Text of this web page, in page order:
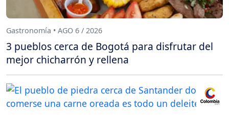
Gastronomía • AGO 6 / 2026
3 pueblos cerca de Bogotá para disfrutar del
mejor chicharrón y rellena